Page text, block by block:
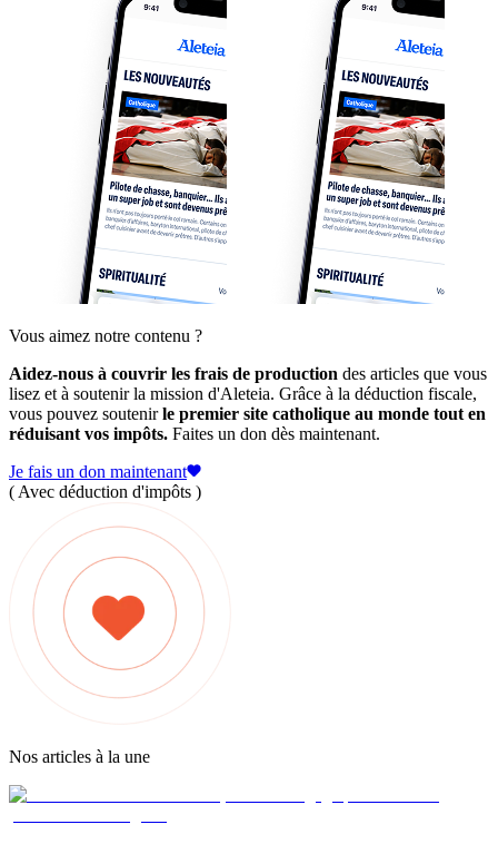
Vous aimez notre contenu ?
Aidez-nous à couvrir les frais de production des articles que vous
lisez et à soutenir la mission d'Aleteia. Grâce à la déduction fiscale,
vous pouvez soutenirle premier site catholique au monde tout en
réduisant vos impôts. Faites un don dès maintenant.
Je fais un don maintenant
( Avec déduction d'impôts )
Nos articles à la une